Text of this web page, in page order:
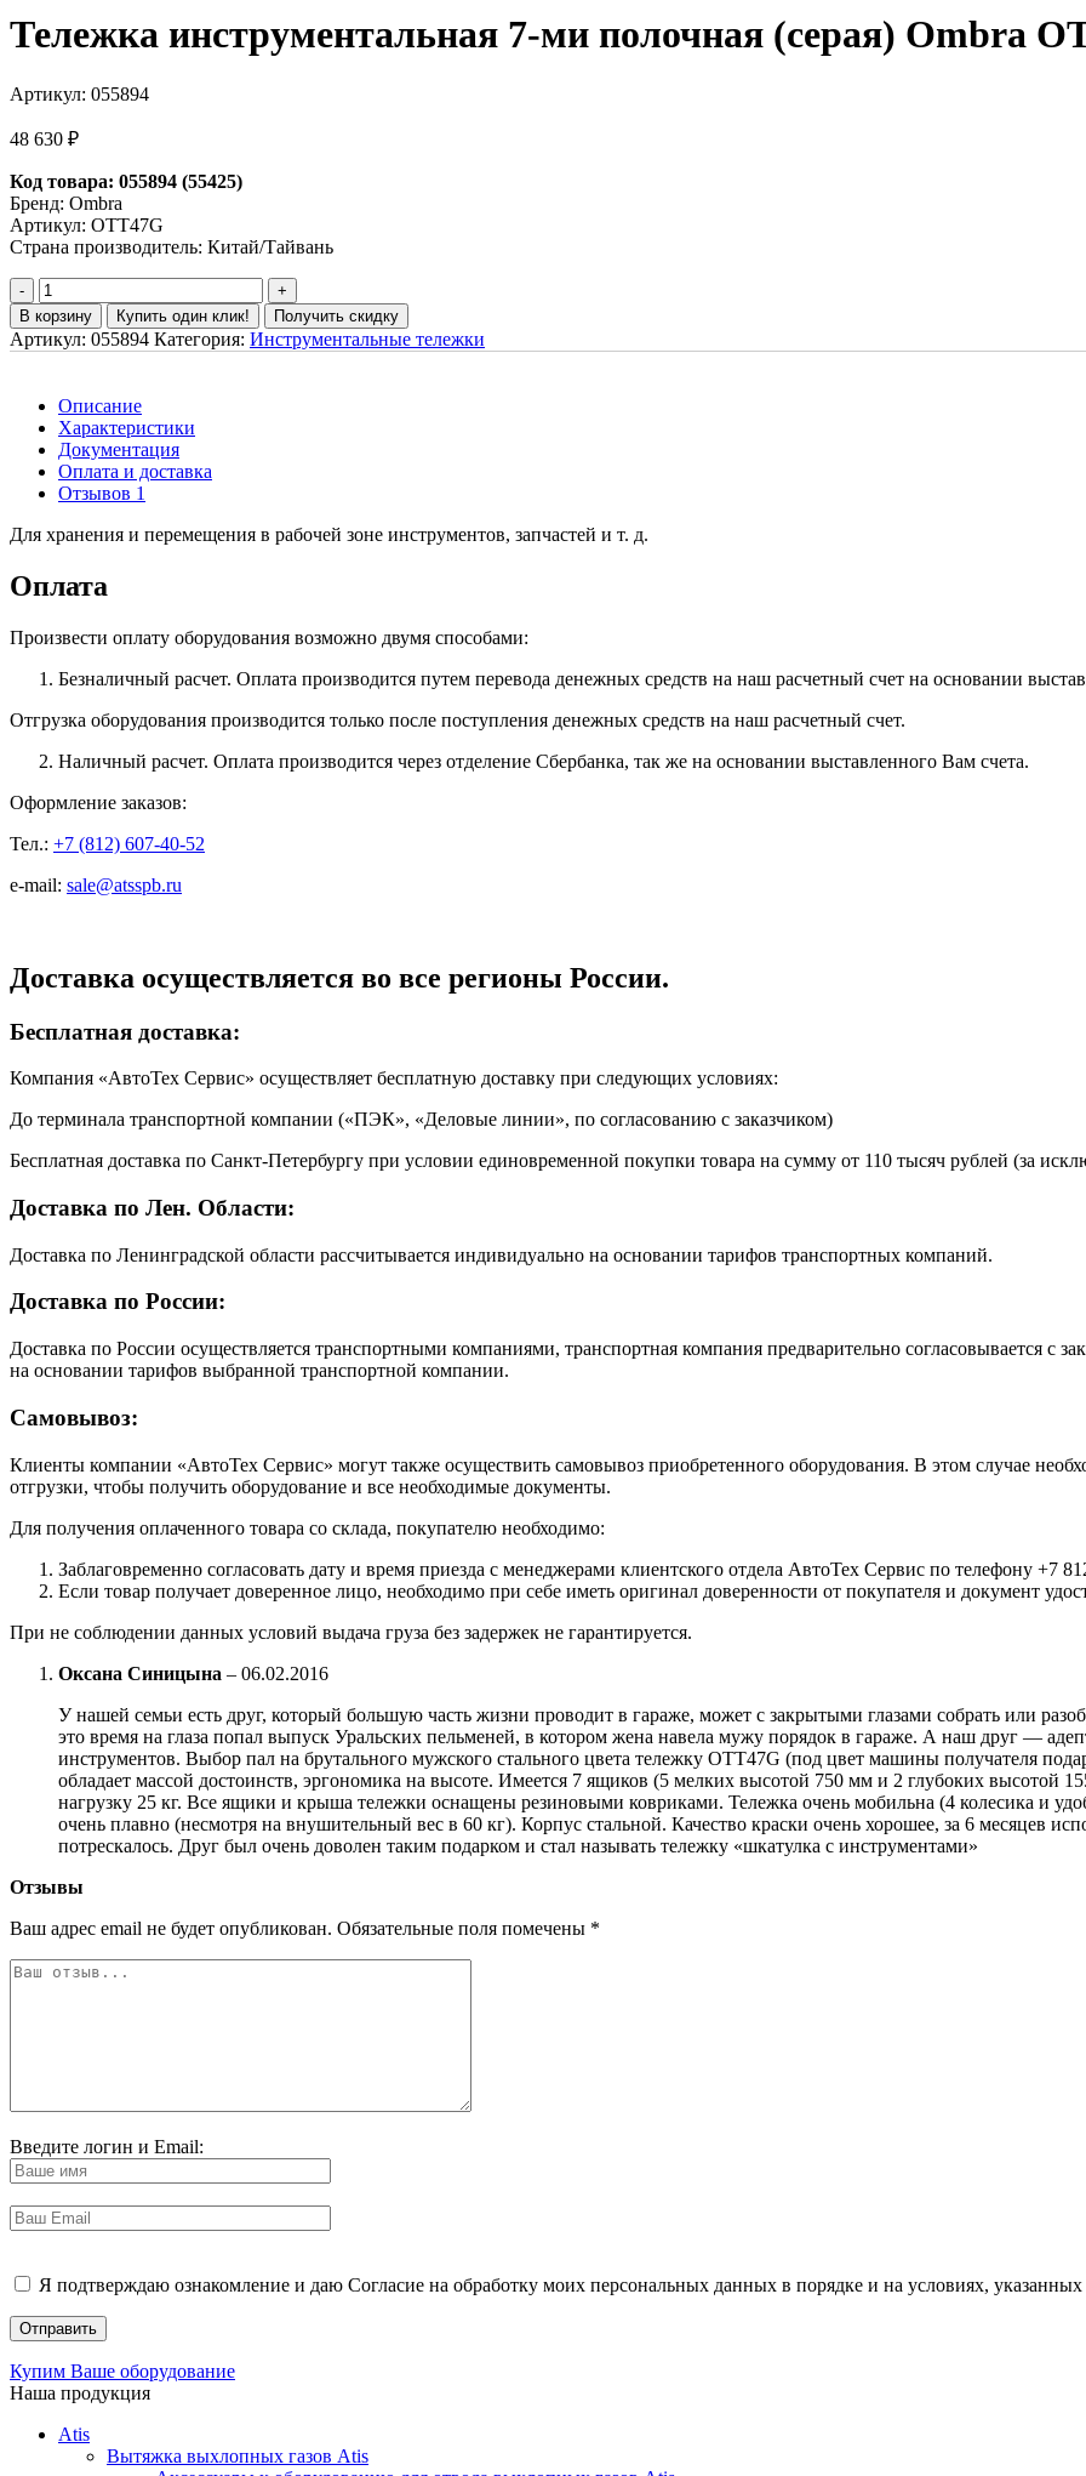
Тележка инструментальная 7-ми полочная (серая) Ombra
Артикул: 055894
48 630 ₽
Код товара: 055894 (55425)
Бренд: Ombra
Артикул: OTT47G
Страна производитель: Китай/Тайвань
В корзину Купить один клик! Получить скидку
Артикул: 055894 Категория: Инструментальные тележки
Описание
Характеристики
Документация
Оплата и доставка
Отзывов 1
Для хранения и перемещения в рабочей зоне инструментов, запчастей и т. д.
Оплата
Произвести оплату оборудования возможно двумя способами:
Безналичный расчет. Оплата производится путем перевода денежных средств на наш расчетный счет на основании
Отгрузка оборудования производится только после поступления денежных средств на наш расчетный счет.
Наличный расчет. Оплата производится через отделение Сбербанка, так же на основании выставленного Вам счета.
Оформление заказов:
Тел.: +7 (812) 607-40-52
e-mail: sale@atsspb.ru
Доставка осуществляется во все регионы России.
Бесплатная доставка:
Компания «АвтоТех Сервис» осуществляет бесплатную доставку при следующих условиях:
До терминала транспортной компании («ПЭК», «Деловые линии», по согласованию с заказчиком)
Бесплатная доставка по Санкт-Петербургу при условии единовременной покупки товара на сумму от 110 тысяч рублей (за
Доставка по Лен. Области:
Доставка по Ленинградской области рассчитывается индивидуально на основании тарифов транспортных компаний.
Доставка по России:
Доставка по России осуществляется транспортными компаниями, транспортная компания предварительно согласовывается с
на основании тарифов выбранной транспортной компании.
Самовывоз:
Клиенты компании «АвтоТех Сервис» могут также осуществить самовывоз приобретенного оборудования. В этом случае
отгрузки, чтобы получить оборудование и все необходимые документы.
Для получения оплаченного товара со склада, покупателю необходимо:
Заблаговременно согласовать дату и время приезда с менеджерами клиентского отдела АвтоТех Сервис по телефону +7
Если товар получает доверенное лицо, необходимо при себе иметь оригинал доверенности от покупателя и документ
При не соблюдении данных условий выдача груза без задержек не гарантируется.
Оксана Синицына – 06.02.2016
У нашей семьи есть друг, который большую часть жизни проводит в гараже, может с закрытыми глазами собрать или
это время на глаза попал выпуск Уральских пельменей, в котором жена навела мужу порядок в гараже. А наш друг —
инструментов. Выбор пал на брутального мужского стального цвета тележку OTT47G (под цвет машины получателя
обладает массой достоинств, эргономика на высоте. Имеется 7 ящиков (5 мелких высотой 750 мм и 2 глубоких высотой
нагрузку 25 кг. Все ящики и крыша тележки оснащены резиновыми ковриками. Тележка очень мобильна (4 колесика и
очень плавно (несмотря на внушительный вес в 60 кг). Корпус стальной. Качество краски очень хорошее, за 6 месяцев
потрескалось. Друг был очень доволен таким подарком и стал называть тележку «шкатулка с инструментами»
Отзывы
Ваш адрес email не будет опубликован. Обязательные поля помечены *
Введите логин и Email:
Я подтверждаю ознакомление и даю Согласие на обработку моих персональных данных в порядке и на условиях, указанных
Купим Ваше оборудование
Наша продукция
Atis
Вытяжка выхлопных газов Atis